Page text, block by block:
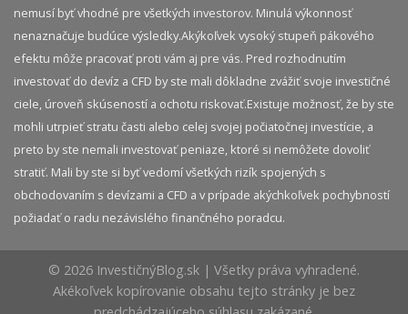
nemusí byť vhodné pre všetkých investorov. Minulá výkonnosť
nenaznačuje budúce výsledky.​ Akýkoľvek vysoký stupeň pákového
efektu môže pracovať proti vám aj pre vás. Pred rozhodnutím
investovať do devíz a CFD by ste mali dôkladne zvážiť svoje investičné
ciele, úroveň skúseností a ochotu riskovať.​ Existuje možnosť, že by ste
mohli utrpieť stratu časti alebo celej svojej počiatočnej investície, a
preto by ste nemali investovať peniaze, ktoré si nemôžete dovoliť
stratiť. Mali by ste si byť vedomí všetkých rizík spojených s
obchodovaním s devízami a CFD a v prípade akýchkoľvek pochybností
požiadať o radu nezávislého finančného poradcu.
© 2026 InvestičnýBlog.sk | Všetky práva vyhradené.
Akékoľvek kopírovanie obsahu tejto stránky je bez